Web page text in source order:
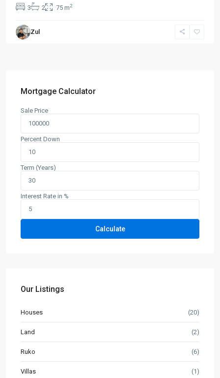
3 2 75 m2
Zul
Mortgage Calculator
Sale Price
Percent Down
Term (Years)
Interest Rate in %
Calculate
Our Listings
Houses (20)
Land (2)
Ruko (6)
Villas (1)